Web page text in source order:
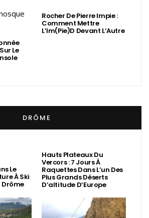
Le
Rocher De Pierre Impie :
Comment Mettre
L’Im(Pie)d Devant L’Autre
DRÔME
Le
À Ski
Drôme
Hauts Plateaux Du
Vercors : 7 Jours À
Raquettes Dans L’un Des
Plus Grands Déserts
D’altitude D’Europe